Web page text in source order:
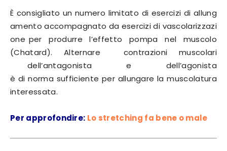
È consigliato un numero limitato di esercizi di allung
amento accompagnato da esercizi di vascolarizzazi
one per produrre l’effetto pompa nel muscolo
(Chatard). Alternare contrazioni muscolari
dell’antagonista e dell’agonista
è di norma sufficiente per allungare la muscolatura
interessata.
Per approfondire: Lo stretching fa bene o male